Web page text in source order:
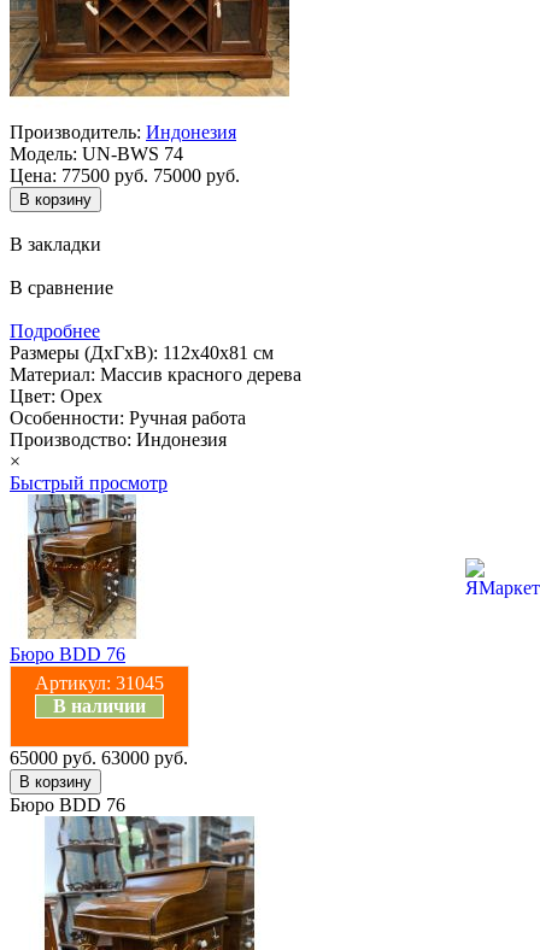
Производитель: Индонезия
Модель: UN-BWS 74
Цена: 77500 руб. 75000 руб.
В закладки
В сравнение
Подробнее
Размеры (ДхГхВ): 112х40х81 см
Материал: Массив красного дерева
Цвет: Орех
Особенности: Ручная работа
Производство: Индонезия
×
Быстрый просмотр
Бюро BDD 76
Артикул: 31045
В наличии
65000 руб. 63000 руб.
Бюро BDD 76